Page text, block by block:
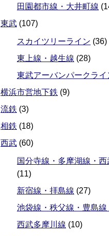
田園都市線・大井町線
東武 (107)
スカイツリーライン (36)
東上線・越生線 (28)
東武アーバンパークライ
横浜市営地下鉄 (9)
流鉄 (3)
相鉄 (18)
西武 (60)
国分寺線・多摩湖線・
(11)
新宿線・拝島線 (27)
池袋線・秩父線・豊島線
西武多摩川線 (10)